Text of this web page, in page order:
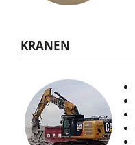
KRANEN